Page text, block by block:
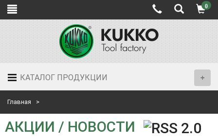
0
КАТАЛОГ ПРОДУКЦИИ
Главная
АКЦИИ / НОВОСТИ